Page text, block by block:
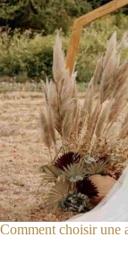
Comment choisir une